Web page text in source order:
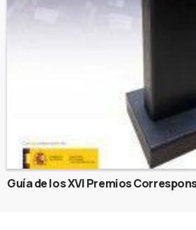
Guía de los XVI Premios